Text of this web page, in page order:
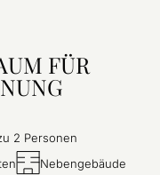
FÜR
2 Personen
Nebengebäude